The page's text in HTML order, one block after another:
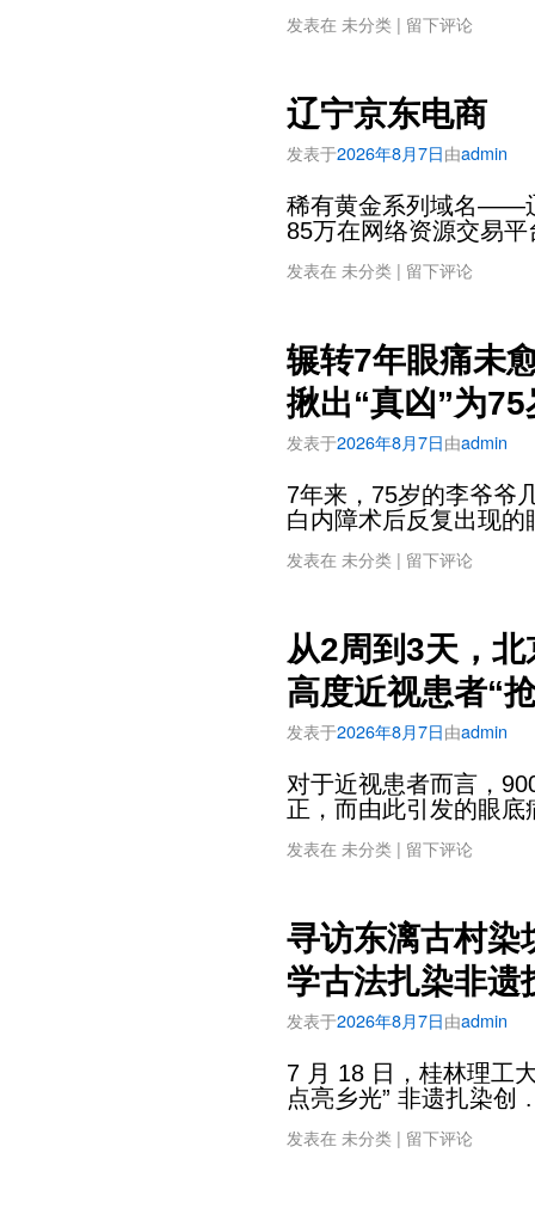
发表在 未分类 | 留下评论
辽宁京东电商
发表于2026年8月7日由admin
稀有黄金系列域名——
85万在网络资源交易
发表在 未分类 | 留下评论
辗转7年眼痛未
揪出“真凶”为
发表于2026年8月7日由admin
7年来，75岁的李爷爷
白内障术后反复出现
发表在 未分类 | 留下评论
从2周到3天，
高度近视患者“
发表于2026年8月7日由admin
对于近视患者而言，
正，而由此引发的眼
发表在 未分类 | 留下评论
寻访东漓古村染
学古法扎染非遗
发表于2026年8月7日由admin
7 月 18 日，桂林理工
点亮乡光” 非遗扎染
发表在 未分类 | 留下评论